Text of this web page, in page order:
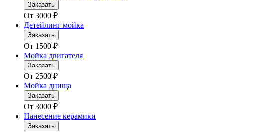
Заказать
От 3000 ₽
Детейлинг мойка
Заказать
От 1500 ₽
Мойка двигателя
Заказать
От 2500 ₽
Мойка днища
Заказать
От 3000 ₽
Нанесение керамики
Заказать